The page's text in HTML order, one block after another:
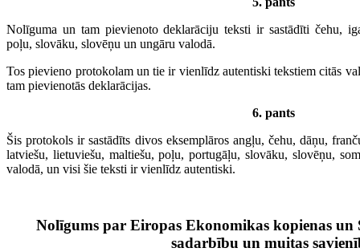
Nolīguma un tam pievienoto deklarāciju teksti ir sastādīti čehu,
poļu, slovāku, slovēņu un ungāru valodā.
Tos pievieno protokolam un tie ir vienlīdz autentiski tekstiem citās
tam pievienotās deklarācijas.
6. pants
Šis protokols ir sastādīts divos eksemplāros angļu, čehu, dāņu,
latviešu, lietuviešu, maltiešu, poļu, portugāļu, slovāku, slovēņu,
valodā, un visi šie teksti ir vienlīdz autentiski.
Nolīgums par Eiropas Ekonomikas kopienas
sadarbību un muitas